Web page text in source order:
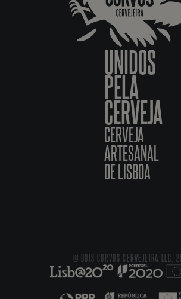
UNIDOS
PELA
CERVEJA
CERVEJA
ARTESANAL
DE LISBOA
© DOIS CORVOS CERVEJEIRA LLC,